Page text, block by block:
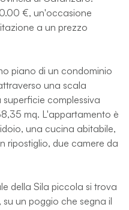
€, un'occasione
a un prezzo
piano di un condominio
una scala
complessiva
mq. L'appartamento è
una cucina abitabile,
ripostiglio, due camere da
della Sila piccola si trova
un poggio che segna il